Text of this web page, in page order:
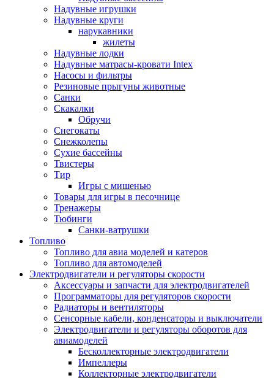
Надувные игрушки
Надувные круги
нарукавники
жилеты
Надувные лодки
Надувные матрасы-кровати Intex
Насосы и фильтры
Резиновые прыгуны животные
Санки
Скакалки
Обручи
Снегокаты
Снежколепы
Сухие бассейны
Твистеры
Тир
Игры с мишенью
Товары для игры в песочнице
Тренажеры
Тюбинги
Санки-ватрушки
Топливо
Топливо для авиа моделей и катеров
Топливо для автомоделей
Электродвигатели и регуляторы скорости
Аксессуары и запчасти для электродвигателей
Программаторы для регуляторов скорости
Радиаторы и вентиляторы
Сенсорные кабели, конденсаторы и выключатели
Электродвигатели и регуляторы оборотов для
авиамоделей
Бесколлекторные электродвигатели
Импеллеры
Коллекторные электродвигатели